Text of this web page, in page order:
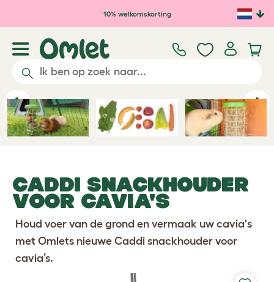
Ga naar de hoofdinhoud
10% welkomskorting
Previous
CADDI SNACKHOUDER
VOOR CAVIA'S
Houd voer van de grond en vermaak uw cavia's
met Omlets nieuwe Caddi snackhouder voor
cavia’s.